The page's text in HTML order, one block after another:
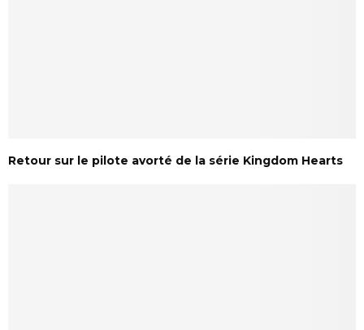
Retour sur le pilote avorté de la série Kingdom Hearts